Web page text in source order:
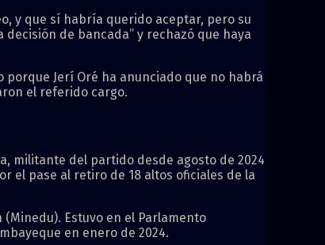
y que sí habría querido aceptar, pero su
de bancada” y rechazó que haya
porque Jerí Oré ha anunciado que no habrá
el referido cargo.
militante del partido desde agosto de 2024
el pase al retiro de 18 altos oficiales de la
Estuvo en el Parlamento
en enero de 2024.